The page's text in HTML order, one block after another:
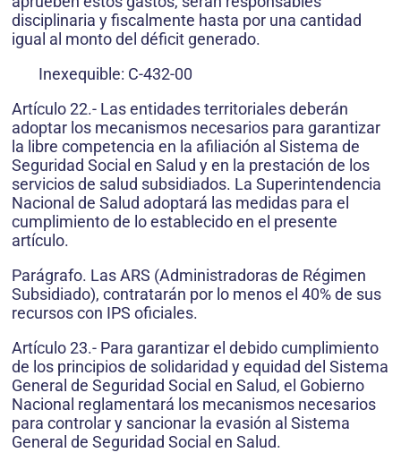
disciplinaria y fiscalmente hasta por una cantidad
igual al monto del déficit generado.
Inexequible: C-432-00
Artículo 22.- Las entidades territoriales deberán
adoptar los mecanismos necesarios para garantizar
la libre competencia en la afiliación al Sistema de
Seguridad Social en Salud y en la prestación de los
servicios de salud subsidiados. La Superintendencia
Nacional de Salud adoptará las medidas para el
cumplimiento de lo establecido en el presente
artículo.
Parágrafo. Las ARS (Administradoras de Régimen
Subsidiado), contratarán por lo menos el 40% de sus
recursos con IPS oficiales.
Artículo 23.- Para garantizar el debido cumplimiento
de los principios de solidaridad y equidad del Sistema
General de Seguridad Social en Salud, el Gobierno
Nacional reglamentará los mecanismos necesarios
para controlar y sancionar la evasión al Sistema
General de Seguridad Social en Salud.